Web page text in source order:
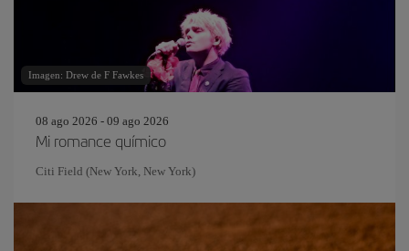
Imagen: Drew de F Fawkes
08 ago 2026 - 09 ago 2026
Mi romance químico
Citi Field (New York, New York)